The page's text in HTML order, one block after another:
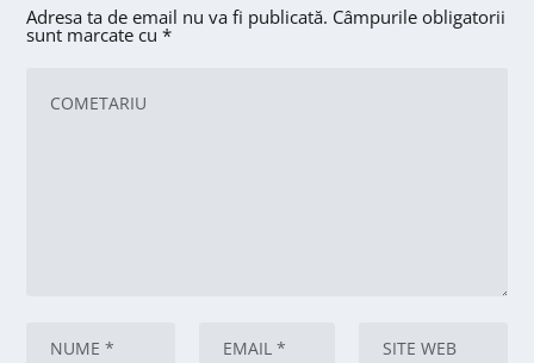
Adresa ta de email nu va fi publicată. Câmpurile obligatorii
sunt marcate cu*